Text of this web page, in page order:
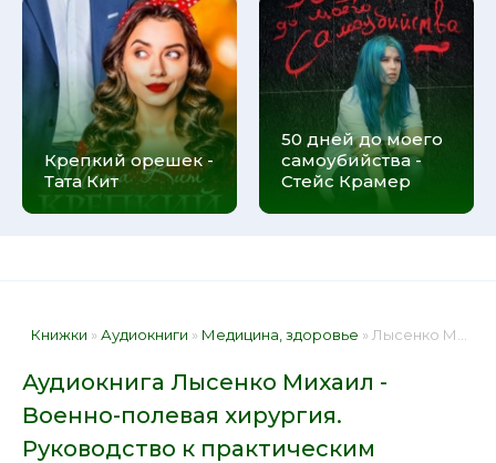
Крепкий орешек -
Тата Кит
50 дней до моего
самоубийства -
Стейс Крамер
Книжки »Аудиокниги » Медицина, здоровье » Лысенко Михаил - Военно-полевая хирургия. Руководство к практическим занятиям: учебное пособие 📕 - Книга онлайн бесплатно
Аудиокнига Лысенко Михаил -
Военно-полевая хирургия.
Руководство к практическим